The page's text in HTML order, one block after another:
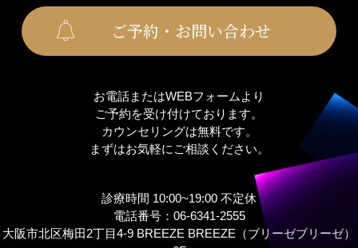
ご予約・お問い合わせ
お電話またはWEBフォームより
ご予約を受け付けております。
カウンセリングは無料です。
まずはお気軽にご相談ください。
診療時間 10:00~19:00 不定休
電話番号：06-6341-2555
大阪市北区梅田2丁目4-9 BREEZE BREEZE（ブリーゼブリーゼ）